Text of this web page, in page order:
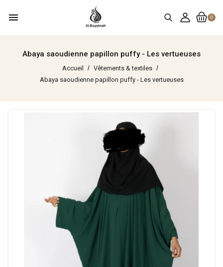
0
menu
Abaya saoudienne papillon puffy - Les vertueuses
Accueil
Vêtements & textiles
Abaya saoudienne papillon puffy - Les vertueuses